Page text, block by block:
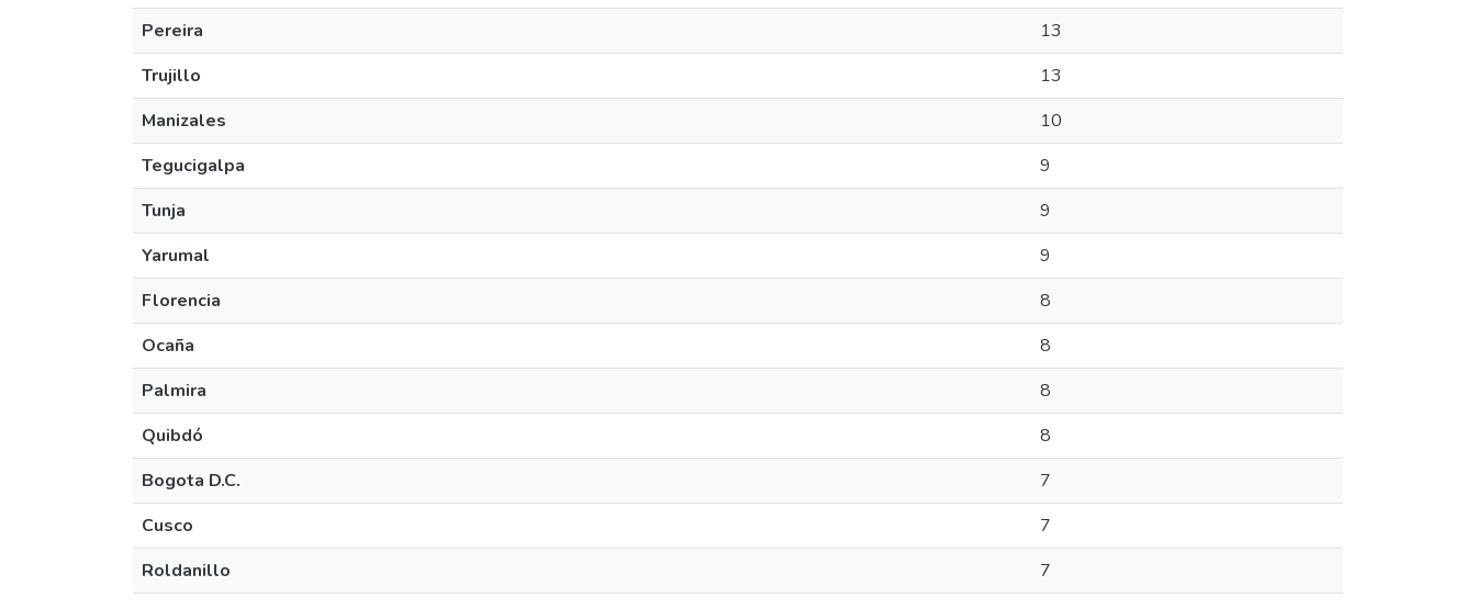
Pereira
13
Trujillo
13
Manizales
10
Tegucigalpa
9
Tunja
9
Yarumal
9
Florencia
8
Ocaña
8
Palmira
8
Quibdó
8
Bogota D.C.
7
Cusco
7
Roldanillo
7